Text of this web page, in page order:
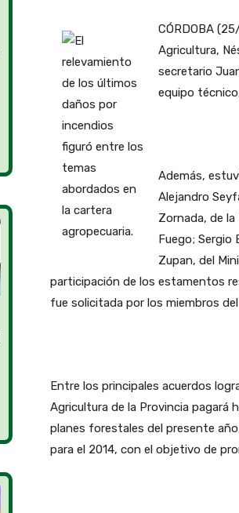
CÓRDOBA
Agricultura,
secretario
equipo
Además,
Alejandro
Zornada, de
Fuego; Sergio
Zupan, del
participación de los estamentos
fue solicitada por los miembros
Entre los principales acuerdos
Agricultura de la Provincia pagará
planes forestales del presente
para el 2014, con el objetivo de